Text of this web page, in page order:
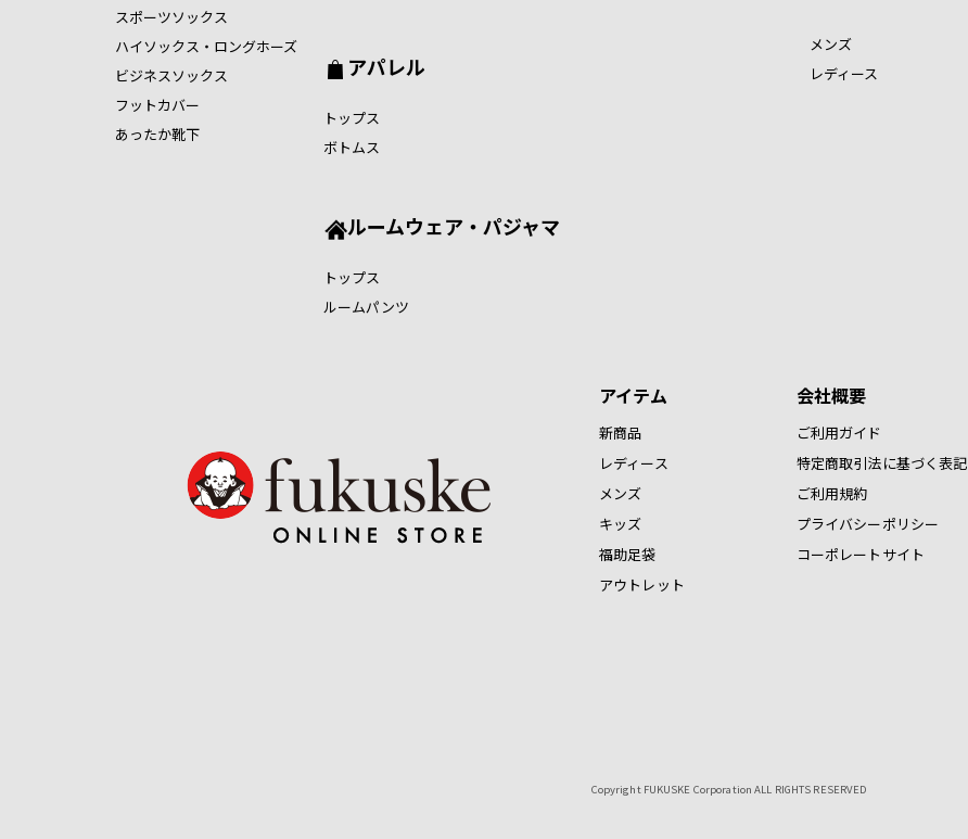
スポーツソックス
ハイソックス・ロングホーズ
ビジネスソックス
フットカバー
あったか靴下
アパレル
トップス
ボトムス
ルームウェア・パジャマ
トップス
ルームパンツ
メンズ
レディース
アイテム
新商品
レディース
メンズ
キッズ
福助足袋
アウトレット
会社概要
ご利用ガイド
特定商取引法に基づく表記
ご利用規約
プライバシーポリシー
コーポレートサイト
Copyright FUKUSKE Corporation ALL RIGHTS RESERVED